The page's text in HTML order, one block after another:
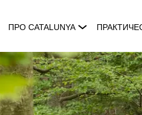
ПРО CATALUNYA